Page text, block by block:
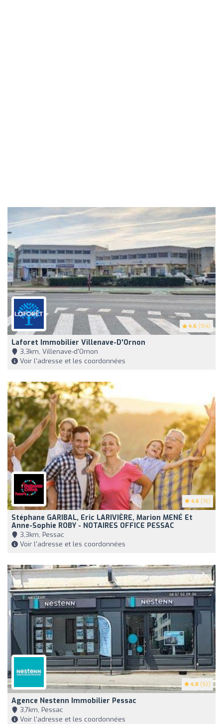
4.6 (154)
Laforet Immobilier Villenave-D'Ornon
3,3km, Villenave-d'Ornon
Voir l'adresse et les coordonnées
4.6 (76)
Stéphane GARIBAL, Eric LARIVIÈRE, Marion MENÉ Et
Anne-Sophie ROBY - NOTAIRES OFFICE PESSAC
3,3km, Pessac
Voir l'adresse et les coordonnées
4.8 (92)
Agence Nestenn Immobilier Pessac
3,7km, Pessac
Voir l'adresse et les coordonnées